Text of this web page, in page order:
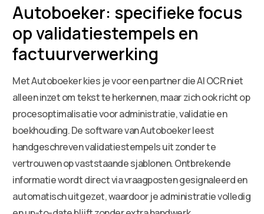
Autoboeker: specifieke focus
op validatiestempels en
factuurverwerking
Met Autoboeker kies je voor een partner die AI OCR niet
alleen inzet om tekst te herkennen, maar zich ook richt op
procesoptimalisatie voor administratie, validatie en
boekhouding. De software van Autoboeker leest
handgeschreven validatiestempels uit zonder te
vertrouwen op vaststaande sjablonen. Ontbrekende
informatie wordt direct via vraagposten gesignaleerd en
automatisch uitgezet, waardoor je administratie volledig